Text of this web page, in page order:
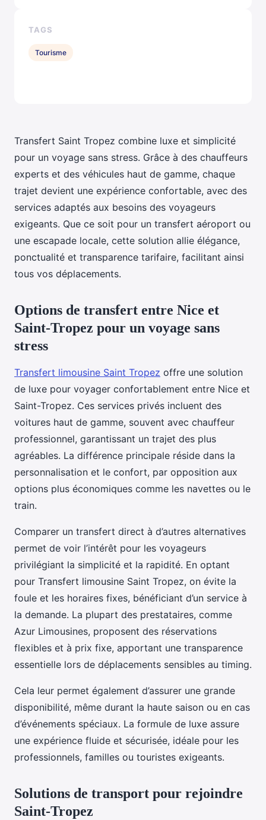
Transfert Saint Tropez combine luxe et simplicité
pour un voyage sans stress. Grâce à des chauffeurs
experts et des véhicules haut de gamme, chaque
trajet devient une expérience confortable, avec des
services adaptés aux besoins des voyageurs
exigeants. Que ce soit pour un transfert aéroport ou
une escapade locale, cette solution allie élégance,
ponctualité et transparence tarifaire, facilitant ainsi
tous vos déplacements.
Options de transfert entre Nice et
Saint-Tropez pour un voyage sans
stress
Transfert limousine Saint Tropez offre une solution
de luxe pour voyager confortablement entre Nice et
Saint-Tropez. Ces services privés incluent des
voitures haut de gamme, souvent avec chauffeur
professionnel, garantissant un trajet des plus
agréables. La différence principale réside dans la
personnalisation et le confort, par opposition aux
options plus économiques comme les navettes ou le
train.
Comparer un transfert direct à d’autres alternatives
permet de voir l’intérêt pour les voyageurs
privilégiant la simplicité et la rapidité. En optant
pour Transfert limousine Saint Tropez, on évite la
foule et les horaires fixes, bénéficiant d’un service à
la demande. La plupart des prestataires, comme
Azur Limousines, proposent des réservations
flexibles et à prix fixe, apportant une transparence
essentielle lors de déplacements sensibles au timing.
Cela leur permet également d’assurer une grande
disponibilité, même durant la haute saison ou en cas
d’événements spéciaux. La formule de luxe assure
une expérience fluide et sécurisée, idéale pour les
professionnels, familles ou touristes exigeants.
Solutions de transport pour rejoindre
Saint-Tropez
TAGS
Tourisme